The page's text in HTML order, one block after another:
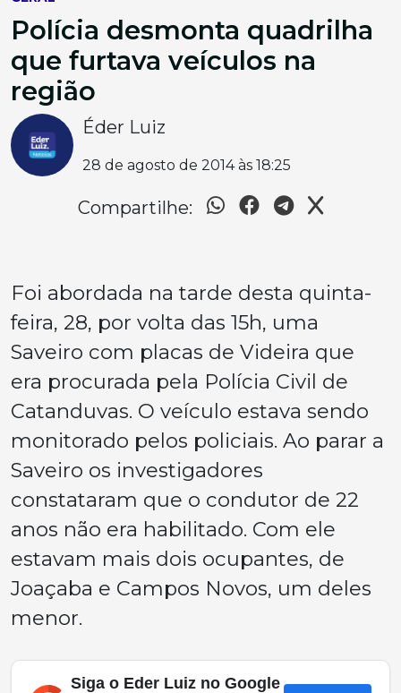
Polícia desmonta quadrilha
que furtava veículos na
região
Éder Luiz
28 de agosto de 2014 às 18:25
Compartilhe:
Foi abordada na tarde desta quinta-
feira, 28, por volta das 15h, uma
Saveiro com placas de Videira que
era procurada pela Polícia Civil de
Catanduvas. O veículo estava sendo
monitorado pelos policiais. Ao parar a
Saveiro os investigadores
constataram que o condutor de 22
anos não era habilitado. Com ele
estavam mais dois ocupantes, de
Joaçaba e Campos Novos, um deles
menor.
Siga o Eder Luiz no Google